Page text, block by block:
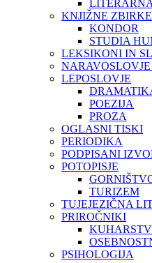
KNJIŽNE ZBIRKE
KONDOR
STUDIA
LEKSIKONI IN
LEPOSLOVJE
POEZIJA
PROZA
OGLASNI TISKI
PERIODIKA
PODPISANI
POTOPISJE
TURIZEM
TUJEJEZIČNA
PRIROČNIKI
PSIHOLOGIJA